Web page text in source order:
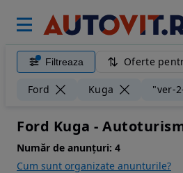
Filtreaza Oferte
Ford Kuga "ver-
Ford Kuga -
Număr de anunțuri: 4
Cum sunt organizate anunturile?